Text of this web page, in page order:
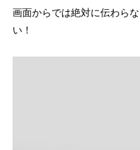
画面からでは絶対に伝わら
い！